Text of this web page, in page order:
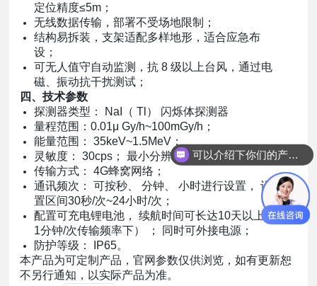
定位精度≤5m；
无线数据传输，部署不受场地限制；
结构易拆装，支架适配多样地形，适合应急布
设；
可无人值守自动监测，抗 8 级以上台风，通过电
磁、振动抗干扰测试；
四、技术参数
探测器类型： NaI（ Tl） 闪烁体探测器
量程范围：0.01μ Gy/h~100mGy/h；
能量范围： 35keV~1.5MeV；
灵敏度： 30cps； 最小分辨率： 0.01μGy/h；
传输方式： 4G蜂窝网络；
通讯频次： 可按秒、 分钟、 小时进行设置， 设
置区间30秒/次~24小时/次；
配置可充电锂电池， 续航时间可长达10天以上（
1分钟/次传输频率下） ； 同时可外接电源；
防护等级： IP65。
本产品为可定制产品，官网参数仅供浏览，如有更新恕
不另行通知，以实际产品为准。
可以介绍下你们的产品么？